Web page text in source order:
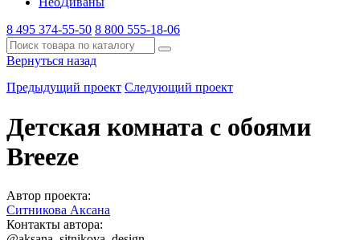
8 495 374-55-50 8 800 555-18-06
Вернуться назад
Предыдущий проект Следующий проект
Детская комната с обоями
Breeze
Автор проекта:
Ситникова Аксана
Контакты автора: